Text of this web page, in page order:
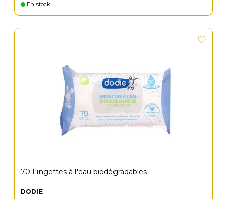
En stock
70 Lingettes à l'eau biodégradables
DODIE